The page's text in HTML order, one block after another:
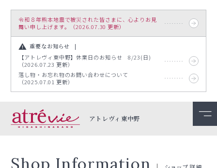
令和８年熊本地震で被災された皆さまに、心よりお見
舞い申し上げます。（2026.07.30 更新）
重要なお知らせ
【アトレヴィ東中野】休業日のお知らせ 8/23(日)
（2026.07.23 更新）
落し物・お忘れ物のお問い合わせについて
（2025.07.01 更新）
アトレヴィ東中野
Shop Information